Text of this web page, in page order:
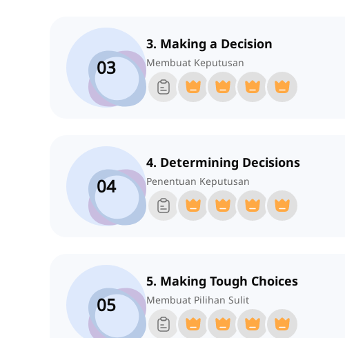
03
3. Making a Decision
Membuat Keputusan
04
4. Determining Decisions
Penentuan Keputusan
05
5. Making Tough Choices
Membuat Pilihan Sulit